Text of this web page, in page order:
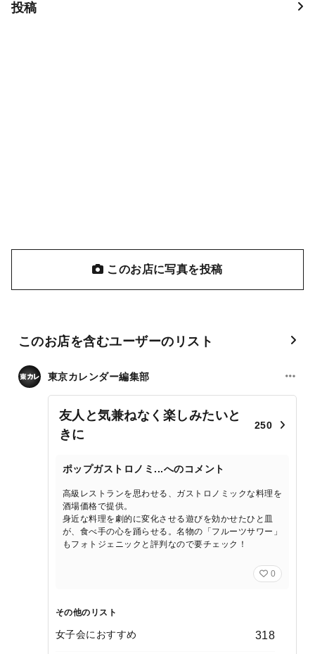
投稿
このお店に写真を投稿
このお店を含むユーザーのリスト
東京カレンダー編集部
友人と気兼ねなく楽しみたいと
きに
250
ポップガストロノミ...へのコメント
高級レストランを思わせる、ガストロノミックな料理を
酒場価格で提供。
身近な料理を劇的に変化させる遊びを効かせたひと皿
が、食べ手の心を踊らせる。名物の「フルーツサワー」
もフォトジェニックと評判なので要チェック！
0
その他のリスト
女子会におすすめ 318